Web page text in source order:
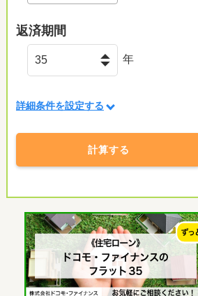
返済期間
年
詳細条件を設定する
計算する